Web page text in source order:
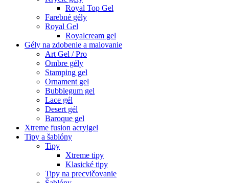
Royal Top Gel
Farebné gély
Royal Gel
Royalcream gel
Gély na zdobenie a malovanie
Art Gel / Pro
Ombre gély
Stamping gel
Ornament gel
Bubblegum gel
Lace gél
Desert gél
Baroque gel
Xtreme fusion acrylgel
Tipy a šablóny
Tipy
Xtreme tipy
Klasické tipy
Tipy na precvičovanie